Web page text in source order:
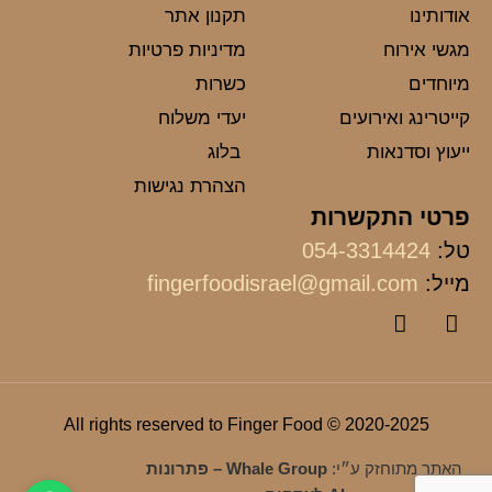
אודותינו
מגשי אירוח
מיוחדים
קייטרינג ואירועים
ייעוץ וסדנאות
תקנון אתר
מדיניות פרטיות
כשרות
יעדי משלוח
בלוג
הצהרת נגישות
פרטי התקשרות
טל: 054-3314424
מייל: fingerfoodisrael@gmail.com
2020-2025 © All rights reserved to Finger Food
האתר מתוחזק ע״י:
Whale Group – פתרונות